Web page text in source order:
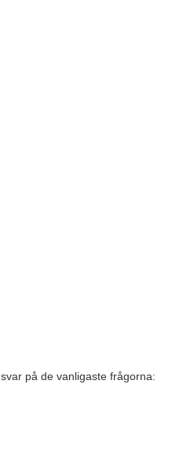
på de vanligaste frågorna: